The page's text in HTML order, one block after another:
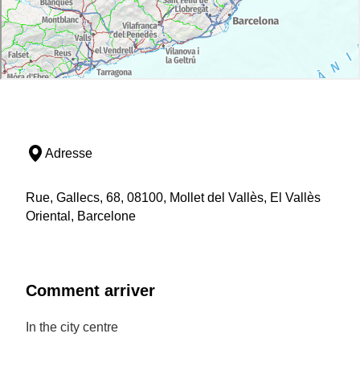
Adresse
Rue, Gallecs, 68, 08100, Mollet del Vallès, El Vallès
Oriental, Barcelone
Comment arriver
In the city centre